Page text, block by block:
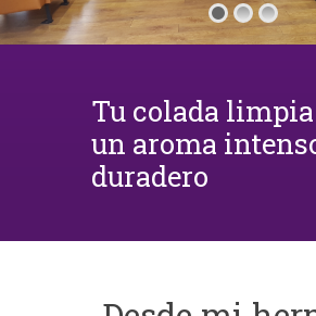
Tu colada
un aroma
duradero